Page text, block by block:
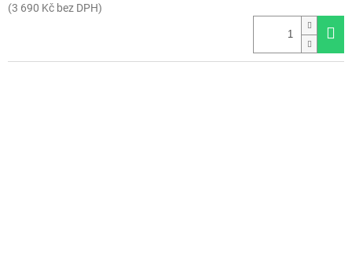
(3 690 Kč bez DPH)